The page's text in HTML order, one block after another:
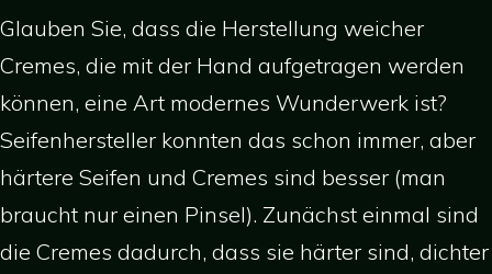
Glauben Sie, dass die Herstellung weicher
Cremes, die mit der Hand aufgetragen werden
können, eine Art modernes Wunderwerk ist?
Seifenhersteller konnten das schon immer, aber
härtere Seifen und Cremes sind besser (man
braucht nur einen Pinsel). Zunächst einmal sind
die Cremes dadurch, dass sie härter sind, dichter